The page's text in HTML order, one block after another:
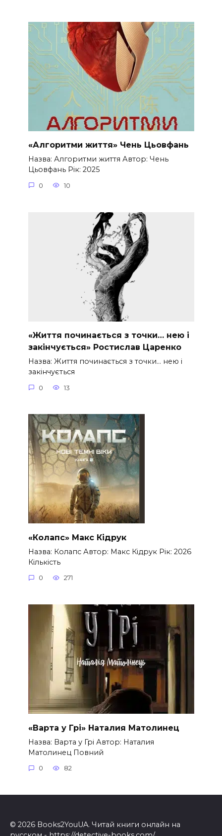
«Алгоритми життя» Чень Цьовфань
Назва: Алгоритми життя Автор: Чень
Цьовфань Рік: 2025
0 10
«Життя починається з точки… нею і
закінчується» Ростислав Царенко
Назва: Життя починається з точки… нею і
закінчується
0 13
«Колапс» Макс Кідрук
Назва: Колапс Автор: Макс Кідрук Рік: 2026
Кількість
0 271
«Варта у Грі» Наталия Матолинец
Назва: Варта у Грі Автор: Наталия
Матолинец Повний
0 82
© 2026 Books2YouUA. Читай книги онлайн на